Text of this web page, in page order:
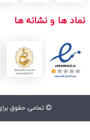
نماد ها و نشانه ها
تمامی حقوق